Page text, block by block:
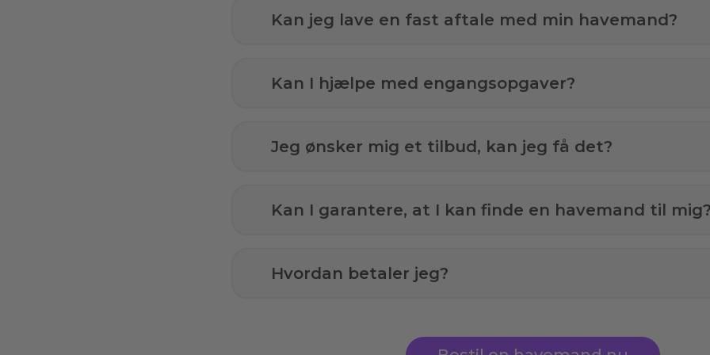
Kan jeg lave en fast aftale med min havemand?
Kan I hjælpe med engangsopgaver?
Jeg ønsker mig et tilbud, kan jeg få det?
Kan I garantere, at I kan finde en havemand til
Hvordan betaler jeg?